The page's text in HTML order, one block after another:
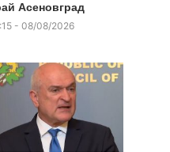
Асеновград
- 08/08/2026